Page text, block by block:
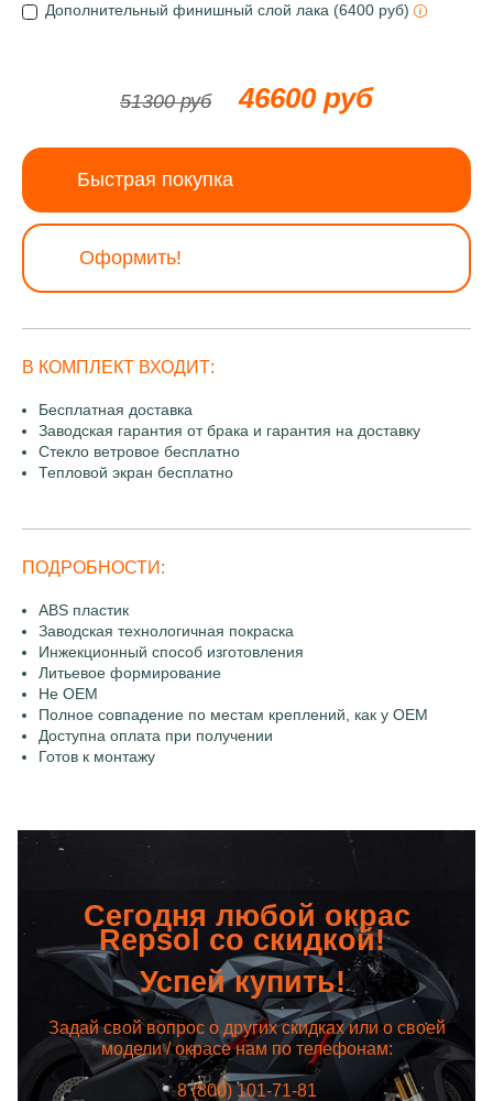
Дополнительный финишный слой лака (6400 руб)
51300 руб 46600 руб
Быстрая покупка
Оформить!
В КОМПЛЕКТ ВХОДИТ:
Бесплатная доставка
Заводская гарантия от брака и гарантия на доставку
Стекло ветровое бесплатно
Тепловой экран бесплатно
ПОДРОБНОСТИ:
ABS пластик
Заводская технологичная покраска
Инжекционный способ изготовления
Литьевое формирование
Не OEM
Полное совпадение по местам креплений, как у OEM
Доступна оплата при получении
Готов к монтажу
Сегодня любой окрас
Repsol со скидкой!
Успей купить!
Задай свой вопрос о других скидках или о своей
модели / окрасе нам по телефонам:
8 (800) 101-71-81